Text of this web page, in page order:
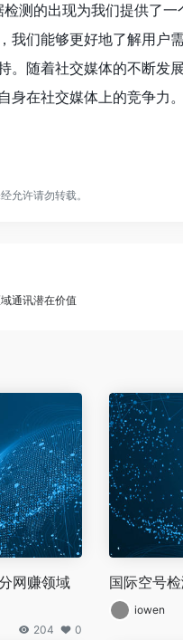
测的出现为我们提供了
我们能够更好地了解用户
。随着社交媒体的不断发
身在社交媒体上的竞争力。
允许请勿转载。
通讯潜在价值
网赚领域
204 0
国际空号
iowen